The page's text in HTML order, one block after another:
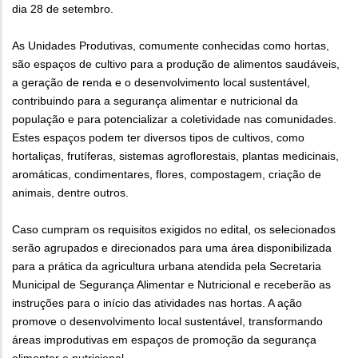
dia 28 de setembro.
As Unidades Produtivas, comumente conhecidas como hortas,
são espaços de cultivo para a produção de alimentos saudáveis,
a geração de renda e o desenvolvimento local sustentável,
contribuindo para a segurança alimentar e nutricional da
população e para potencializar a coletividade nas comunidades.
Estes espaços podem ter diversos tipos de cultivos, como
hortaliças, frutíferas, sistemas agroflorestais, plantas medicinais,
aromáticas, condimentares, flores, compostagem, criação de
animais, dentre outros.
Caso cumpram os requisitos exigidos no edital, os selecionados
serão agrupados e direcionados para uma área disponibilizada
para a prática da agricultura urbana atendida pela Secretaria
Municipal de Segurança Alimentar e Nutricional e receberão as
instruções para o início das atividades nas hortas. A ação
promove o desenvolvimento local sustentável, transformando
áreas improdutivas em espaços de promoção da segurança